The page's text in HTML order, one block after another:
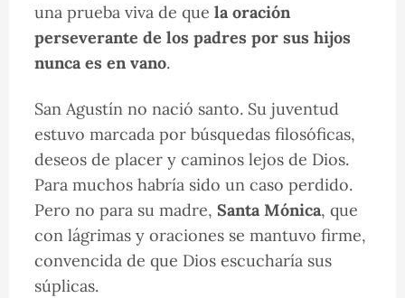
una prueba viva de que la oración
perseverante de los padres por sus hijos
nunca es en vano.
San Agustín no nació santo. Su juventud
estuvo marcada por búsquedas filosóficas,
deseos de placer y caminos lejos de Dios.
Para muchos habría sido un caso perdido.
Pero no para su madre, Santa Mónica, que
con lágrimas y oraciones se mantuvo firme,
convencida de que Dios escucharía sus
súplicas.